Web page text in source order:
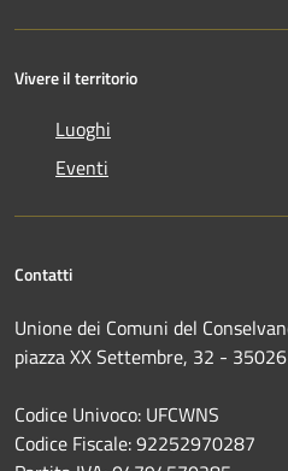
Vivere il territorio
Luoghi
Eventi
Contatti
Unione dei Comuni del
piazza XX Settembre, 32 -
Codice Univoco: UFCWNS
Codice Fiscale: 92252970287